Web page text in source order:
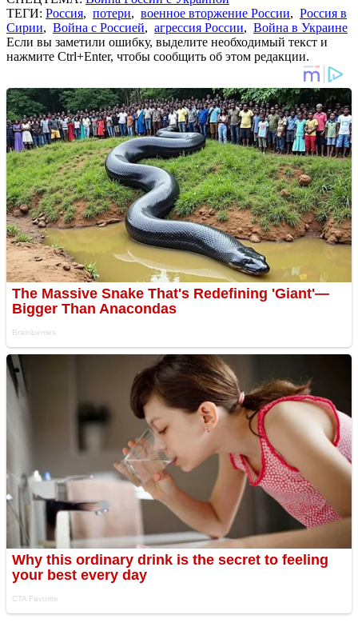
ТЕГИ: Россия, потери, военное вторжение России, Россия в
Сирии, Война с Россией, агрессия России, Война в Украине
Если вы заметили ошибку, выделите необходимый текст и
нажмите Ctrl+Enter, чтобы сообщить об этом редакции.